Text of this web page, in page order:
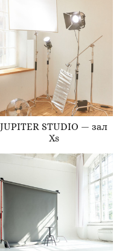
JUPITER STUDIO — зал
Xs